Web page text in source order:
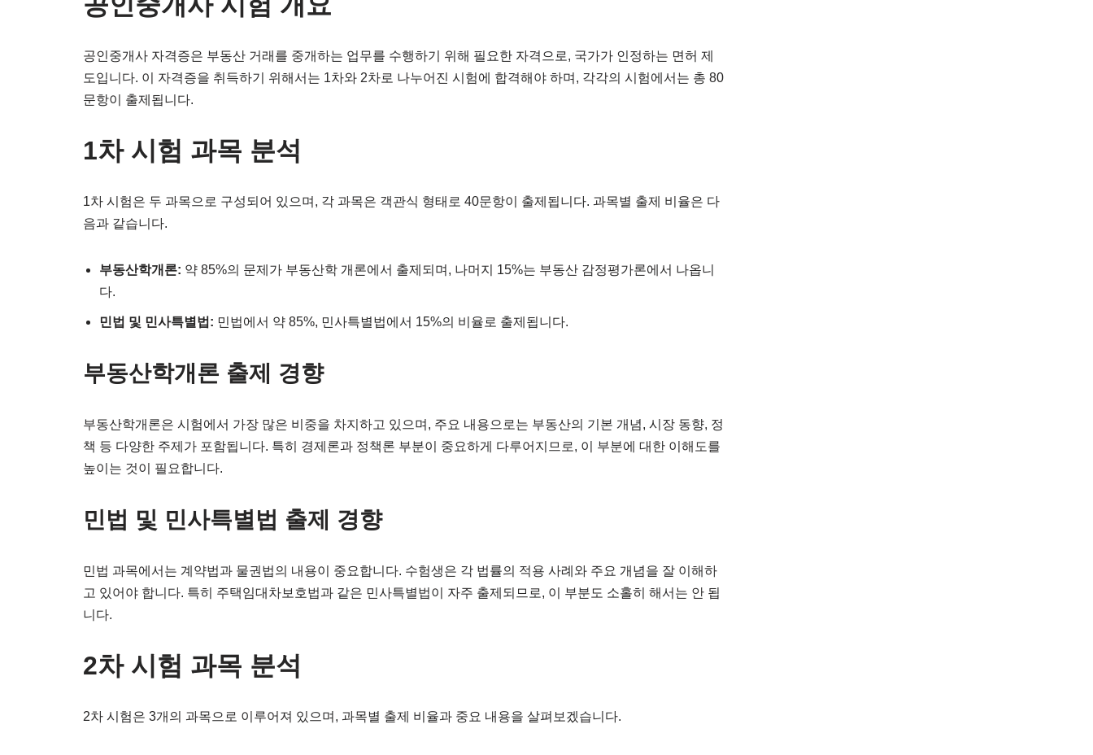
공인중개사 자격증은 부동산 거래를 중개하는 업무를 수행하기 위해 필요한 자격으로, 국가가 인정하는 면허 제
도입니다. 이 자격증을 취득하기 위해서는 1차와 2차로 나누어진 시험에 합격해야 하며, 각각의 시험에서는 총 80
문항이 출제됩니다.
1차 시험 과목 분석
1차 시험은 두 과목으로 구성되어 있으며, 각 과목은 객관식 형태로 40문항이 출제됩니다. 과목별 출제 비율은 다
음과 같습니다.
부동산학개론: 약 85%의 문제가 부동산학 개론에서 출제되며, 나머지 15%는 부동산 감정평가론에서 나옵니
다.
민법 및 민사특별법: 민법에서 약 85%, 민사특별법에서 15%의 비율로 출제됩니다.
부동산학개론 출제 경향
부동산학개론은 시험에서 가장 많은 비중을 차지하고 있으며, 주요 내용으로는 부동산의 기본 개념, 시장 동향, 정
책 등 다양한 주제가 포함됩니다. 특히 경제론과 정책론 부분이 중요하게 다루어지므로, 이 부분에 대한 이해도를
높이는 것이 필요합니다.
민법 및 민사특별법 출제 경향
민법 과목에서는 계약법과 물권법의 내용이 중요합니다. 수험생은 각 법률의 적용 사례와 주요 개념을 잘 이해하
고 있어야 합니다. 특히 주택임대차보호법과 같은 민사특별법이 자주 출제되므로, 이 부분도 소홀히 해서는 안 됩
니다.
2차 시험 과목 분석
2차 시험은 3개의 과목으로 이루어져 있으며, 과목별 출제 비율과 중요 내용을 살펴보겠습니다.